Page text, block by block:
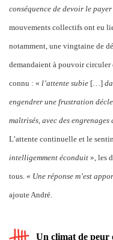
conséquence de devoir le
mouvements collectifs ont eu
notamment, une vingtaine de
demandaient à pouvoir circuler
connu : « l’attente subie […]
engendrer une frustration
maîtrisés, avec des
L’attente continuelle et le
intelligemment éconduit », les
tous. « Une réponse m’est
ajoute André.
Un climat de peur